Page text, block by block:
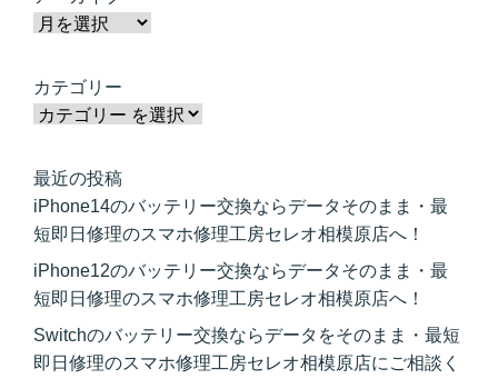
カテゴリー
最近の投稿
iPhone14のバッテリー交換ならデータそのまま・最
短即日修理のスマホ修理工房セレオ相模原店へ！
iPhone12のバッテリー交換ならデータそのまま・最
短即日修理のスマホ修理工房セレオ相模原店へ！
Switchのバッテリー交換ならデータをそのまま・最短
即日修理のスマホ修理工房セレオ相模原店にご相談く